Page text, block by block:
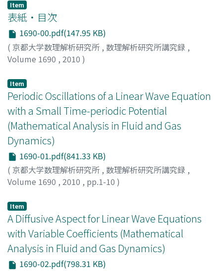
Item
表紙・目次
1690-00.pdf(147.95 KB)
( 京都大学数理解析研究所 , 数理解析研究所講究録 ,
Volume 1690 , 2010 )
Item
Periodic Oscillations of a Linear Wave Equation
with a Small Time-periodic Potential
(Mathematical Analysis in Fluid and Gas
Dynamics)
1690-01.pdf(841.33 KB)
( 京都大学数理解析研究所 , 数理解析研究所講究録 ,
Volume 1690 , 2010 , pp.1-10 )
Item
A Diffusive Aspect for Linear Wave Equations
with Variable Coefficients (Mathematical
Analysis in Fluid and Gas Dynamics)
1690-02.pdf(798.31 KB)